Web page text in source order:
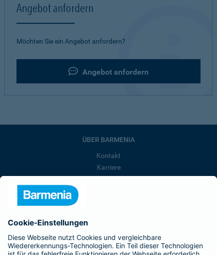
Angebot anfordern
Möchten Sie ein Angebot anfordern?
Angebot anfordern
ÜBER BARMENIA
Kontakt
Karriere
Presse
Barmenia ist Teil der BarmeniaGothaer
BELIEBTE SEITEN